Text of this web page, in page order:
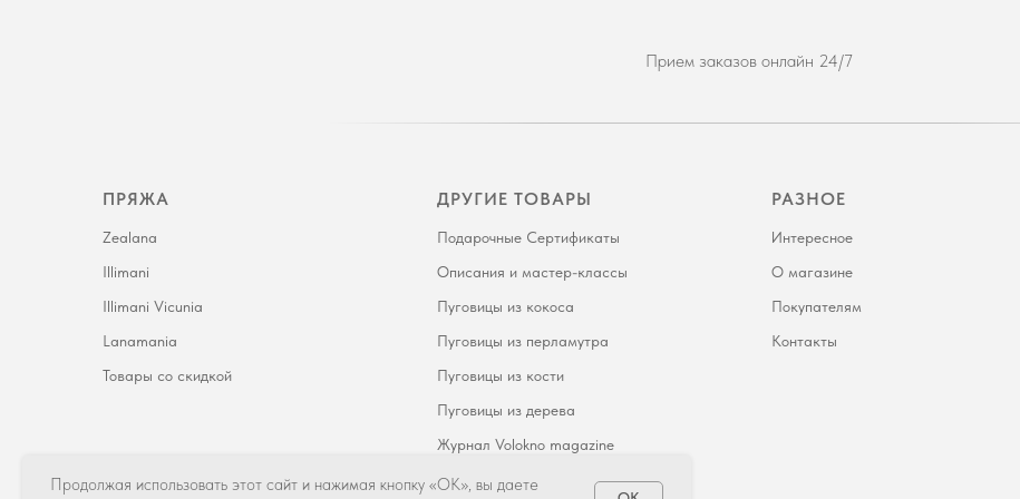
Прием заказов онлайн 24/7
ПРЯЖА
Zealana
Illimani
Illimani Vicunia
Lanamania
Товары со скидкой
ДРУГИЕ ТОВАРЫ
Подарочные Сертификаты
Описания и мастер-классы
Пуговицы из кокоса
Пуговицы из перламутра
Пуговицы из кости
Пуговицы из дерева
Журнал Volokno magazine
РАЗНОЕ
Интересное
О магазине
Покупателям
Контакты
Продолжая использовать этот сайт и нажимая кнопку «ОК», вы даете